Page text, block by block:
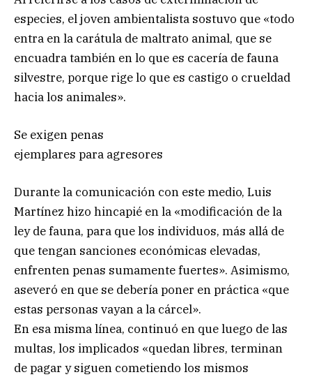
especies, el joven ambientalista sostuvo que «todo
entra en la carátula de maltrato animal, que se
encuadra también en lo que es cacería de fauna
silvestre, porque rige lo que es castigo o crueldad
hacia los animales».
Se exigen penas
ejemplares para agresores
Durante la comunicación con este medio, Luis
Martínez hizo hincapié en la «modificación de la
ley de fauna, para que los individuos, más allá de
que tengan sanciones económicas elevadas,
enfrenten penas sumamente fuertes». Asimismo,
aseveró en que se debería poner en práctica «que
estas personas vayan a la cárcel».
En esa misma línea, continuó en que luego de las
multas, los implicados «quedan libres, terminan
de pagar y siguen cometiendo los mismos